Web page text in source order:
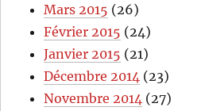
Mars 2015 (26)
Février 2015 (24)
Janvier 2015 (21)
Décembre 2014 (23)
Novembre 2014 (27)